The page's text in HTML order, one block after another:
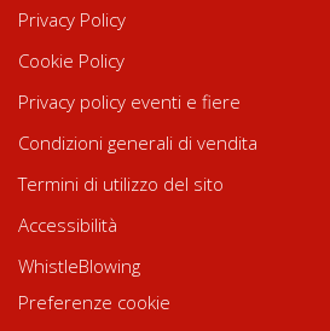
Privacy Policy
Cookie Policy
Privacy policy eventi e fiere
Condizioni generali di vendita
Termini di utilizzo del sito
Accessibilità
WhistleBlowing
Preferenze cookie